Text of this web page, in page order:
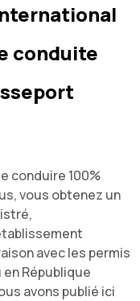
conduite
conduire 100%
vous obtenez un
avec les permis
République
avons publié ici